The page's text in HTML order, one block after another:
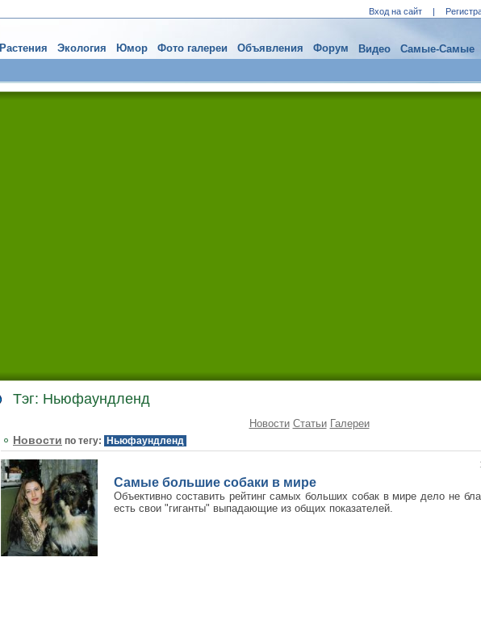
Вход на сайт |
Растения Экология Юмор Фото галереи Объявления Форум Видео Самые-Самые
Тэг: Ньюфаундленд
Новости Статьи Галереи
Новости по тегу: Ньюфаундленд
Самые большие собаки в мире
Объективно составить рейтинг самых больших собак в мире дело не
есть свои "гиганты" выпадающие из общих показателей.